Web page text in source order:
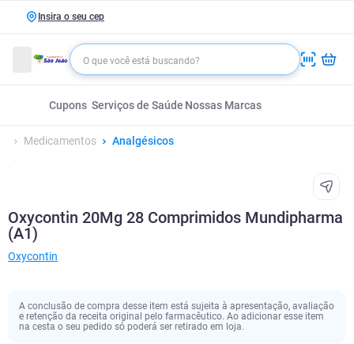
Insira o seu cep
Cupons Serviços de Saúde Nossas Marcas
Medicamentos Analgésicos
Oxycontin 20Mg 28 Comprimidos Mundipharma
(A1)
Oxycontin
A conclusão de compra desse item está sujeita à apresentação, avaliação
e retenção da receita original pelo farmacêutico. Ao adicionar esse item
na cesta o seu pedido só poderá ser retirado em loja.